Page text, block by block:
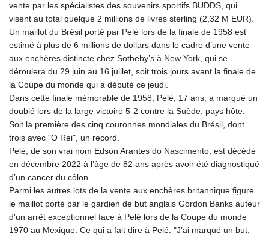
vente par les spécialistes des souvenirs sportifs BUDDS, qui
visent au total quelque 2 millions de livres sterling (2,32 M EUR).
Un maillot du Brésil porté par Pelé lors de la finale de 1958 est
estimé à plus de 6 millions de dollars dans le cadre d’une vente
aux enchères distincte chez Sotheby’s à New York, qui se
déroulera du 29 juin au 16 juillet, soit trois jours avant la finale de
la Coupe du monde qui a débuté ce jeudi.
Dans cette finale mémorable de 1958, Pelé, 17 ans, a marqué un
doublé lors de la large victoire 5-2 contre la Suède, pays hôte.
Soit la première des cinq couronnes mondiales du Brésil, dont
trois avec "O Rei", un record.
Pelé, de son vrai nom Edson Arantes do Nascimento, est décédé
en décembre 2022 à l’âge de 82 ans après avoir été diagnostiqué
d’un cancer du côlon.
Parmi les autres lots de la vente aux enchères britannique figure
le maillot porté par le gardien de but anglais Gordon Banks auteur
d'un arrêt exceptionnel face à Pelé lors de la Coupe du monde
1970 au Mexique. Ce qui a fait dire à Pelé: "J’ai marqué un but,